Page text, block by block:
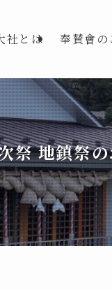
社とは 奉賛會の
祭 地鎮祭